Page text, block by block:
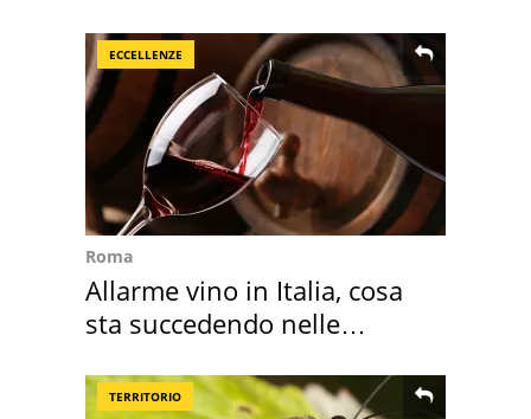
ECCELLENZE
Roma
Allarme vino in Italia, cosa
sta succedendo nelle
TERRITORIO